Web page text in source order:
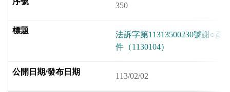
350
法訴字第11313500230號謝○彥
件（1130104）
113/02/02